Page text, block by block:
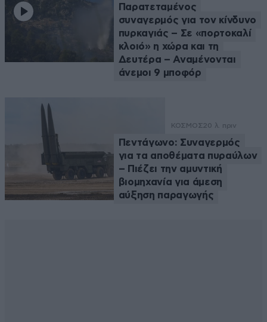
Παρατεταμένος
συναγερμός για τον κίνδυνο
πυρκαγιάς – Σε «πορτοκαλί
κλοιό» η χώρα και τη
Δευτέρα – Αναμένονται
άνεμοι 9 μποφόρ
ΚΟΣΜΟΣ20 λ. πριν
Πεντάγωνο: Συναγερμός
για τα αποθέματα πυραύλων
– Πιέζει την αμυντική
βιομηχανία για άμεση
αύξηση παραγωγής